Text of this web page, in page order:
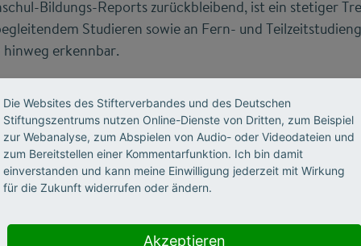
Bildungs-Reports zurückbleibend, ist ein stetiger
Studieren sowie an Fern- und
erkennbar.
und Absolventenvon
im Jahr 2020 mehr als verdoppelt; der Zielwert von
verfehlt. Der Anteil an Absolventinnen und
an allen Studienabsolventinnen und -absolventen
Prozent (Ziel: 4 Prozent) und liegt deutlich über dem
unter den Studierenden insgesamt (1,8 Prozent).
allen Masterstudienprogrammen beträgt 9,2
Die Websites des Stifterverbandes und des Deutschen
Stiftungszentrums nutzen Online-Dienste von Dritten, zum Beispiel
zur Webanalyse, zum Abspielen von Audio- oder Videodateien und
zum Bereitstellen einer Kommentarfunktion. Ich bin damit
einverstanden und kann meine Einwilligung jederzeit mit Wirkung
für die Zukunft widerrufen oder ändern.
Akzeptieren